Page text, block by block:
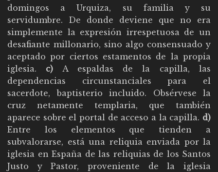
domingos a Urquiza, su familia y su
servidumbre. De donde deviene que no era
simplemente la expresión irrespetuosa de un
desafiante millonario, sino algo consensuado y
aceptado por ciertos estamentos de la propia
iglesia. c) A espaldas de la capilla, las
dependencias circunstanciales para el
sacerdote, baptisterio incluido. Obsérvese la
cruz netamente templaria, que también
aparece sobre el portal de acceso a la capilla. d)
Entre los elementos que tienden a
subvalorarse, está una reliquia enviada por la
iglesia en España de las reliquias de los Santos
Justo y Pastor, proveniente de la iglesia